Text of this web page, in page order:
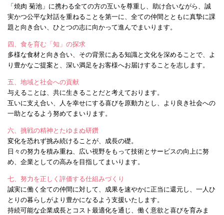
「焼肉 菊池」に携わる全ての方の互いを尊重し、助け合いながら、誠
実かつ公平な対話を重ねることを第一に、全ての仲間とともに真摯に課
題と向き合い、ひとつの志に向かって進んでまいります。
四、食を育む「知」の探求
多様な食材と向き合い、その背景にある知識と文化を深めることで、よ
り豊かなご提案と、深い満足をお客様へお届けすることを志します。
五、地域と社会への貢献
与えることは、共に生きることだと考えております。
互いに支え合い、人を幸せにする喜びを原動力とし、より良き社会への
一助となるよう努めてまいります。
六、挑戦の精神とたゆまぬ研鑽
変化を恐れず挑み続けることが、成長の礎。
日々の努力を積み重ね、広い視野をもって技術とサービスの向上に努
め、企業としての高みを目指してまいります。
七、努力を正しく評価する仕組みづくり
誠実に働く全ての仲間に対して、成果を速やかに正当に還元し、一人ひ
とりの暮らしがより豊かになるよう支援いたします。
持続可能な企業成長とコスト最適化を通じ、働く意欲と喜びを育みま